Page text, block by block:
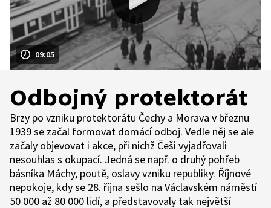
09:05
Odbojný protektorát
Brzy po vzniku protektorátu Čechy a Morava v březnu
1939 se začal formovat domácí odboj. Vedle něj se ale
začaly objevovat i akce, při nichž Češi vyjadřovali
nesouhlas s okupací. Jedná se např. o druhý pohřeb
básníka Máchy, poutě, oslavy vzniku republiky. Říjnové
nepokoje, kdy se 28. října sešlo na Václavském náměstí
50 000 až 80 000 lidí, a představovaly tak největší